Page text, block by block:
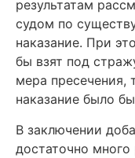
результатам
судом по
наказание. При
бы взят под
мера пресечения,
наказание было
В заключении
достаточно